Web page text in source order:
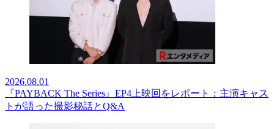
2026.08.01
『PAYBACK The Series』EP4上映回をレポート：主演キャス
トが語った撮影秘話とQ&A